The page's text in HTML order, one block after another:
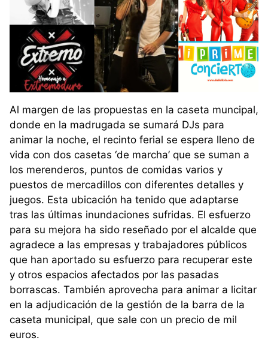
Al margen de las propuestas en la caseta muncipal,
donde en la madrugada se sumará DJs para
animar la noche, el recinto ferial se espera lleno de
vida con dos casetas ‘de marcha’ que se suman a
los merenderos, puntos de comidas varios y
puestos de mercadillos con diferentes detalles y
juegos. Esta ubicación ha tenido que adaptarse
tras las últimas inundaciones sufridas. El esfuerzo
para su mejora ha sido reseñado por el alcalde que
agradece a las empresas y trabajadores públicos
que han aportado su esfuerzo para recuperar este
y otros espacios afectados por las pasadas
borrascas. También aprovecha para animar a licitar
en la adjudicación de la gestión de la barra de la
caseta municipal, que sale con un precio de mil
euros.